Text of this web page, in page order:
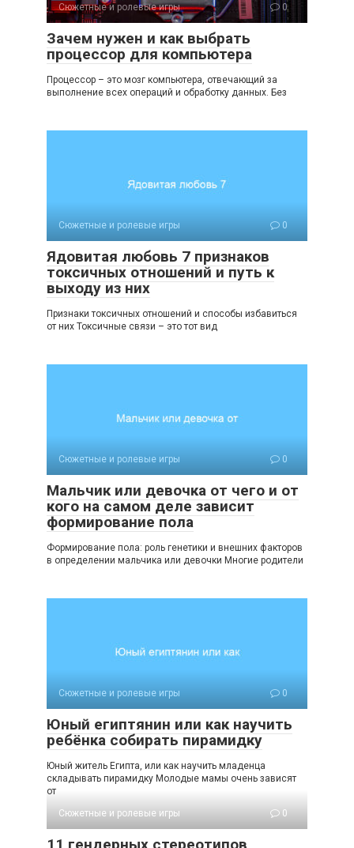
Сюжетные и ролевые игры 0
Зачем нужен и как выбрать
процессор для компьютера
Процессор – это мозг компьютера, отвечающий за
выполнение всех операций и обработку данных. Без
Сюжетные и ролевые игры 0
Ядовитая любовь 7 признаков
токсичных отношений и путь к
выходу из них
Признаки токсичных отношений и способы избавиться
от них Токсичные связи – это тот вид
Сюжетные и ролевые игры 0
Мальчик или девочка от чего и от
кого на самом деле зависит
формирование пола
Формирование пола: роль генетики и внешних факторов
в определении мальчика или девочки Многие родители
Сюжетные и ролевые игры 0
Юный египтянин или как научить
ребёнка собирать пирамидку
Юный житель Египта, или как научить младенца
складывать пирамидку Молодые мамы очень зависят
от
Сюжетные и ролевые игры
0
11 гендерных стереотипов